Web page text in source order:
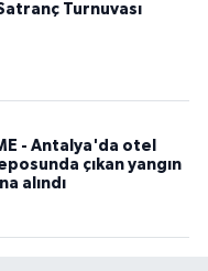
Turnuvası
- Antalya'da otel
çıkan yangın
alındı